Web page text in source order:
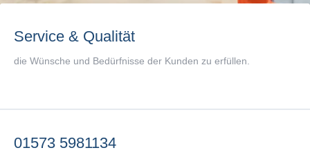
Service & Qualität
die Wünsche und Bedürfnisse der Kunden zu erfüllen.
01573 5981134